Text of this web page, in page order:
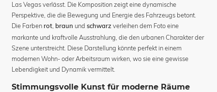
Las Vegas verlässt. Die Komposition zeigt eine dynamische
Perspektive, die die Bewegung und Energie des Fahrzeugs betont.
Die Farben rot, braun und schwarz verleihen dem Foto eine
markante und kraftvolle Ausstrahlung, die den urbanen Charakter der
Szene unterstreicht. Diese Darstellung könnte perfekt in einem
modernen Wohn- oder Arbeitsraum wirken, wo sie eine gewisse
Lebendigkeit und Dynamik vermittelt.
Stimmungsvolle Kunst für moderne Räume